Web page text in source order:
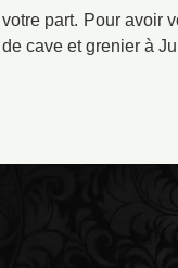
votre part. Pour avoir
de cave et grenier à